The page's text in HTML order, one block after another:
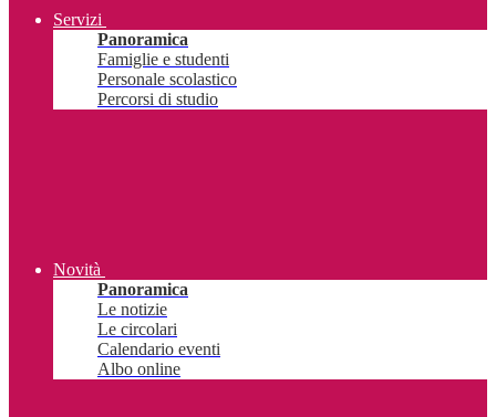
Servizi
Panoramica
Famiglie e studenti
Personale scolastico
Percorsi di studio
Novità
Panoramica
Le notizie
Le circolari
Calendario eventi
Albo online